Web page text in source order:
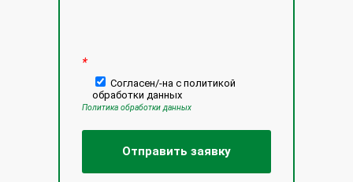
*
Согласен/-на с политикой
обработки данных
Политика обработки данных